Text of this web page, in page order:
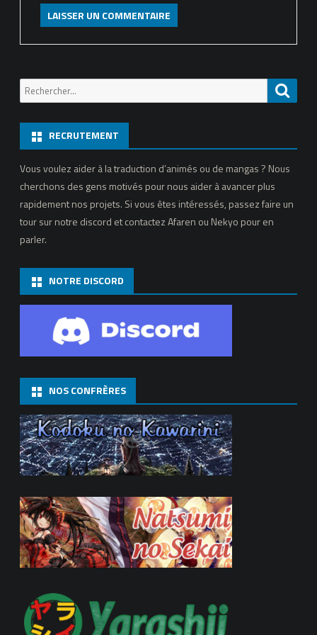
Recherche
pour:
RECRUTEMENT
Vous voulez aider à la traduction d’animés ou de mangas ? Nous
cherchons des gens motivés pour nous aider à avancer plus
rapidement nos projets. Si vous êtes intéressés, passez faire un
tour sur notre discord et contactez Afaren ou Nekyo pour en
parler.
NOTRE DISCORD
NOS CONFRÈRES